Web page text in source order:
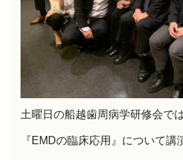
土曜日の船越歯周病学研修会で
『EMDの臨床応用』について講